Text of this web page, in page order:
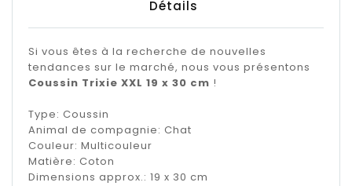
Détails
Si vous êtes à la recherche de nouvelles
tendances sur le marché, nous vous présentons
Coussin Trixie XXL 19 x 30 cm !
Type: Coussin
Animal de compagnie: Chat
Couleur: Multicouleur
Matière: Coton
Dimensions approx.: 19 x 30 cm